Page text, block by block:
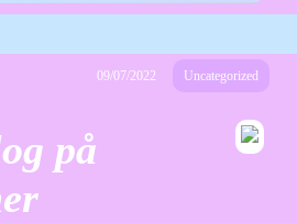
09/07/2022 Uncategorized
på